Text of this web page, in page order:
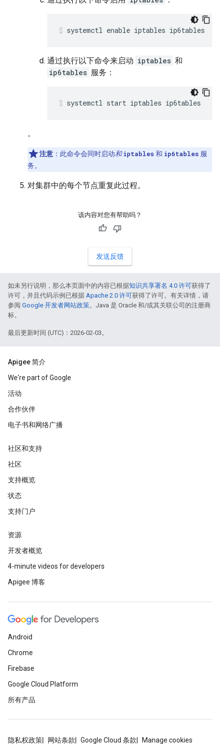
systemctl enable iptables ip6tables
通过执行以下命令来启动 iptables 和
ip6tables 服务：
systemctl start iptables ip6tables
。
注意 ：此命令会同时启动和 iptables 和 ip6tables 服
务。
对集群中的每个节点重复此过程。
该内容对您有帮助吗？
发送反馈
如未另行说明，那么本页面中的内容已根据知识共享署名 4.0 许可获得了
许可，并且代码示例已根据 Apache 2.0 许可获得了许可。有关详情，请
参阅 Google 开发者网站政策。Java 是 Oracle 和/或其关联公司的注册商
标。
最后更新时间 (UTC)：2026-02-03。
Apigee 简介
We're part of Google
活动
合作伙伴
电子书和网络广播
社区和支持
社区
支持概览
状态
支持门户
资源
开发者概览
4-minute videos for developers
Apigee 博客
Android
Chrome
Firebase
Google Cloud Platform
所有产品
隐私权政策 网站条款 Google Cloud 条款 Manage cookies